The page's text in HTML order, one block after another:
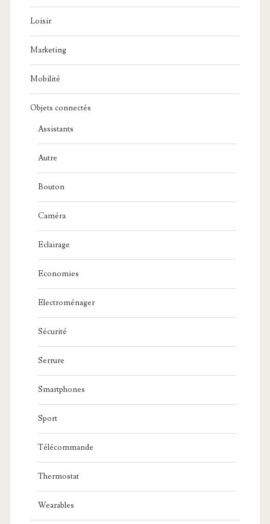
Loisir
Marketing
Mobilité
Objets connectés
Assistants
Autre
Bouton
Caméra
Eclairage
Economies
Electroménager
Sécurité
Serrure
Smartphones
Sport
Télécommande
Thermostat
Wearables